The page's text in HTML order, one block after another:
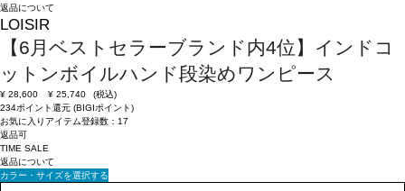
返品について
LOISIR
【6月ベストセラーブランド内4位】インドコ
ットンボイルハンド段染めワンピース
¥ 28,600 ¥ 25,740
(税込)
234ポイント還元 (BIGIポイント)
お気に入りアイテム登録数： 17
返品可
TIME SALE
返品について
カラー・サイズを選択する